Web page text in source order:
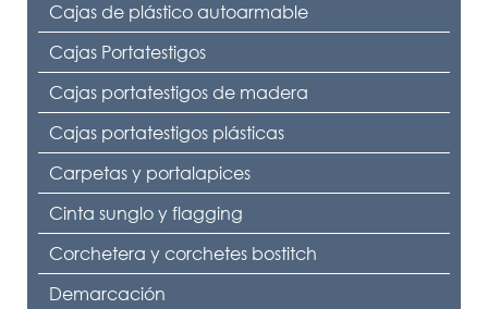
Cajas de plástico autoarmable
Cajas Portatestigos
Cajas portatestigos de madera
Cajas portatestigos plásticas
Carpetas y portalapices
Cinta sunglo y flagging
Corchetera y corchetes bostitch
Demarcación